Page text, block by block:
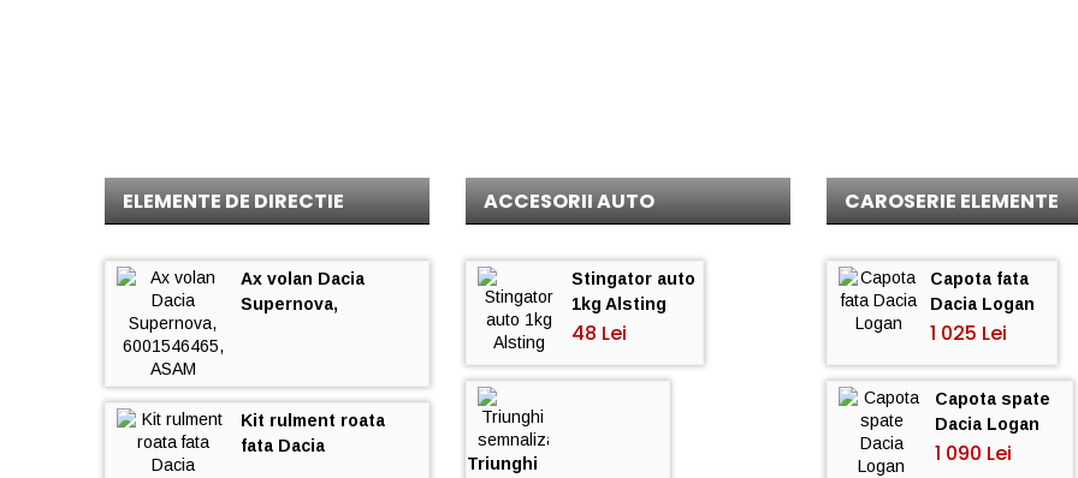
ELEMENTE DE DIRECTIE
Ax volan Dacia
Supernova,
Kit rulment roata
fata Dacia
ACCESORII AUTO
Stingator auto
1kg Alsting
48 Lei
Triunghi
CAROSERIE ELEMENTE
Capota fata
Dacia Logan
1 025 Lei
Capota spate
Dacia Logan
1 090 Lei